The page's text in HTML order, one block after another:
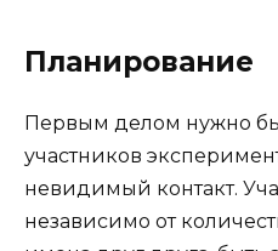
Планирование
Первым делом нужно
участников
невидимый контакт.
независимо от